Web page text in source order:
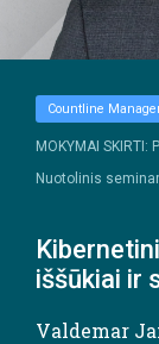
Countline
MOKYMAI SKIRTI:
Nuotolinis
iššūkiai ir
Valdemar